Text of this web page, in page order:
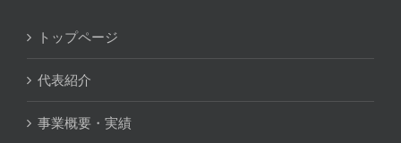
トップページ
代表紹介
事業概要・実績